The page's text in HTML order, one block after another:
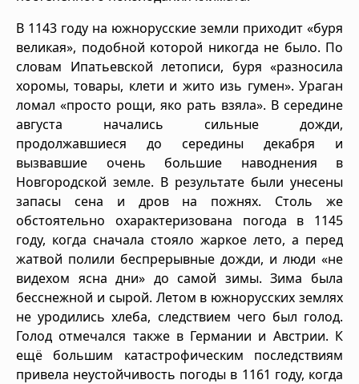
В 1143 году на южнорусские земли приходит «буря
великая», подобной которой никогда не было. По
словам Ипатьевской летописи, буря «разносила
хоромы, товары, клети и жито изь гумен». Ураган
ломал «просто рощи, яко рать взяла». В середине
августа начались сильные дожди,
продолжавшиеся до середины декабря и
вызвавшие очень большие наводнения в
Новгородской земле. В результате были унесены
запасы сена и дров на пожнях. Столь же
обстоятельно охарактеризована погода в 1145
году, когда сначала стояло жаркое лето, а перед
жатвой полили беспрерывные дожди, и люди «не
видехом ясна дни» до самой зимы. Зима была
бесснежной и сырой. Летом в южнорусских землях
не уродились хлеба, следствием чего был голод.
Голод отмечался также в Германии и Австрии. К
ещё большим катастрофическим последствиям
привела неустойчивость погоды в 1161 году, когда